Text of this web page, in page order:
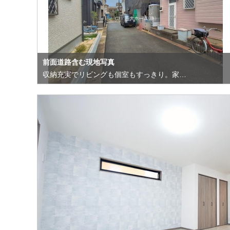
前面道路含む現地写真
収納充実でリビングも個室もすっきり。家…